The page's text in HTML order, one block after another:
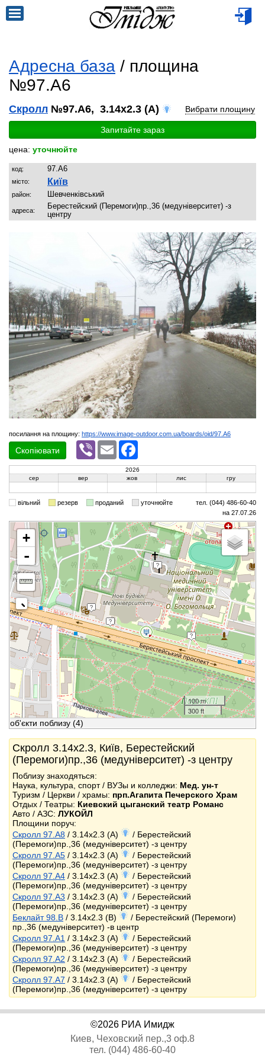
Адресна база / площина
№97.A6
Скролл №97.A6, 3.14x2.3 (A) Вибрати площину
Запитайте зараз
цена: уточнюйте
код: 97.A6
місто: Київ
район: Шевченківський
адреса:
Берестейский (Перемоги)пр.,36 (медуніверситет) -з
центру
посилання на площину: https://www.image-outdoor.com.ua/boards/oid/97.A6
Скопіювати
Viber Email
2026
сер
вер жов лис гру
вільний резерв проданий уточнюйте
тел. (044) 486-60-40
на 27.07.26
+
-
100 m
300 ft
об'єкти поблизу (4)
Скролл 3.14x2.3, Київ, Берестейский
(Перемоги)пр.,36 (медуніверситет) -з центру
Поблизу знаходяться:
Наука, культура, спорт / ВУЗы и колледжи: Мед. ун-т
Туризм / Церкви / храмы: прп.Агапита Печерского Храм
Отдых / Театры: Киевский цыганский театр Романс
Авто / АЗС: ЛУКОЙЛ
Площини поруч:
Скролл 97.A8 / 3.14x2.3 (A)
/ Берестейский
(Перемоги)пр.,36 (медуніверситет) -з центру
Скролл 97.A5 / 3.14x2.3 (A)
/ Берестейский
(Перемоги)пр.,36 (медуніверситет) -з центру
Скролл 97.A4 / 3.14x2.3 (A)
/ Берестейский
(Перемоги)пр.,36 (медуніверситет) -з центру
Скролл 97.A3 / 3.14x2.3 (A)
/ Берестейский
(Перемоги)пр.,36 (медуніверситет) -з центру
Беклайт 98.B / 3.14x2.3 (B)
/ Берестейский (Перемоги)
пр.,36 (медуніверситет) -в центр
Скролл 97.A1 / 3.14x2.3 (A)
/ Берестейский
(Перемоги)пр.,36 (медуніверситет) -з центру
Скролл 97.A2 / 3.14x2.3 (A)
/ Берестейский
(Перемоги)пр.,36 (медуніверситет) -з центру
Скролл 97.A7 / 3.14x2.3 (A)
/ Берестейский
(Перемоги)пр.,36 (медуніверситет) -з центру
©2026 РИА Имидж
Киев, Чеховский пер.,3 оф.8
тел. (044) 486-60-40